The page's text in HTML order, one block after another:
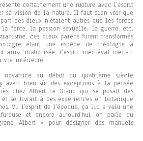
certainement une rupture avec l’esprit
sa vision de la nature. Il faut bien voir que
des dieux n’étaient autres que les forces
force, la passion sexuelle, la guerre, etc.
ces dieux païens furent transformés
étant une espèce de théologie à
ainsi diabolisée, l’esprit médiéval mettait
vie intérieure.
novatrice au début du quatrième siècle
avait bien sûr des exceptions à la pensée
chez Albert le Grand qui se posait des
et se livrait à des expériences en botanique
Vu l’esprit de l’époque, ça lui a valu une
et encore aujourd’hui on parle du
Albert » pour désigner des manuels